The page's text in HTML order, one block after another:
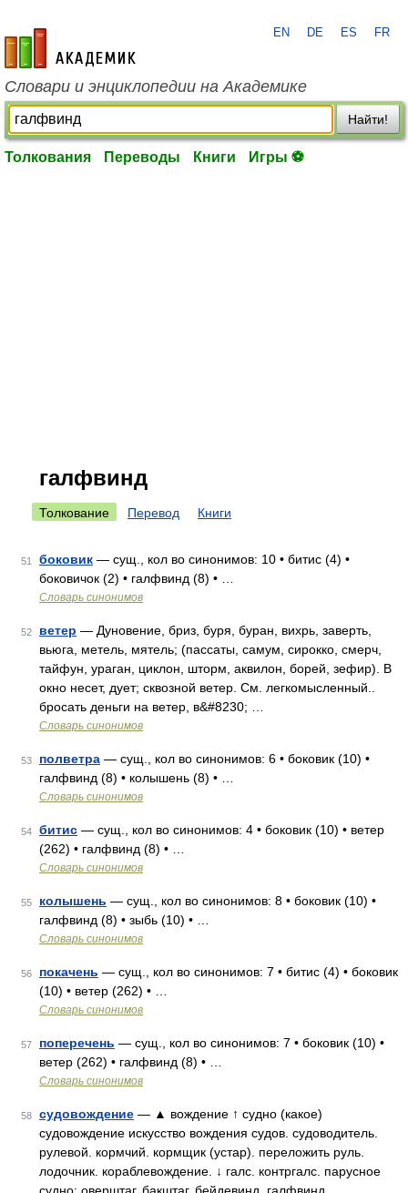
academic.ru
EN DE ES FR
Словари и энциклопедии на Академике
Найти!
Толкования Переводы Книги Игры ⚽
галфвинд
Толкование Перевод Книги
51 боковик — сущ., кол во синонимов: 10 • битис (4) •
боковичок (2) • галфвинд (8) • …
Словарь синонимов
52 ветер — Дуновение, бриз, буря, буран, вихрь, заверть,
вьюга, метель, мятель; (пассаты, самум, сирокко, смерч,
тайфун, ураган, циклон, шторм, аквилон, борей, зефир). В
окно несет, дует; сквозной ветер. См. легкомысленный..
бросать деньги на ветер, в&#8230; …
Словарь синонимов
53 полветра — сущ., кол во синонимов: 6 • боковик (10) •
галфвинд (8) • колышень (8) • …
Словарь синонимов
54 битис — сущ., кол во синонимов: 4 • боковик (10) • ветер
(262) • галфвинд (8) • …
Словарь синонимов
55 колышень — сущ., кол во синонимов: 8 • боковик (10) •
галфвинд (8) • зыбь (10) • …
Словарь синонимов
56 покачень — сущ., кол во синонимов: 7 • битис (4) • боковик
(10) • ветер (262) • …
Словарь синонимов
57 поперечень — сущ., кол во синонимов: 7 • боковик (10) •
ветер (262) • галфвинд (8) • …
Словарь синонимов
58 судовождение — ▲ вождение ↑ судно (какое)
судовождение искусство вождения судов. судоводитель.
рулевой. кормчий. кормщик (устар). переложить руль.
лодочник. кораблевождение. ↓ галс. контргалс. парусное